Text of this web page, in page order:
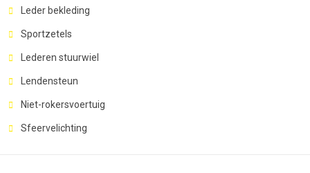
Leder bekleding
Sportzetels
Lederen stuurwiel
Lendensteun
Niet-rokersvoertuig
Sfeervelichting